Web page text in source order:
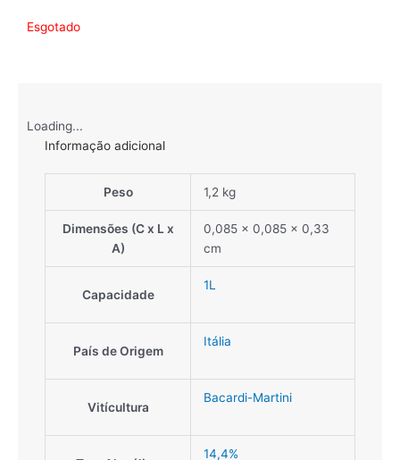
Esgotado
Loading...
Informação adicional
Peso 1,2 kg
Dimensões (C x L x
A)
0,085 × 0,085 × 0,33
cm
Capacidade
1L
País de Origem
Itália
Vitícultura
Bacardi-Martini
14,4%